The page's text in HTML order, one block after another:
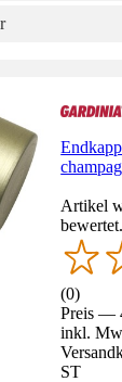
Artikel
bewertet.
(0)
Preis —
inkl.
ST